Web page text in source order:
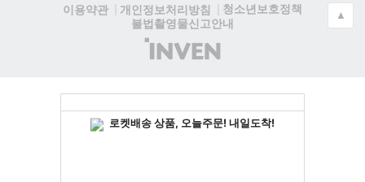
이용약관
개인정보처리방침
청소년보호정책
불법촬영물신고안내
(주)
인
▲